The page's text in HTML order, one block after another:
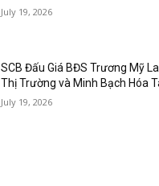
July 19, 2026
SCB Đấu Giá BĐS Trương Mỹ
Thị Trường và Minh Bạch Hóa
July 19, 2026